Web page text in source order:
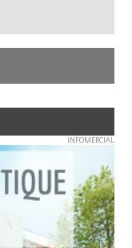
INFOMERCIAL